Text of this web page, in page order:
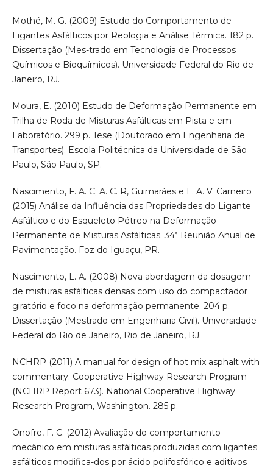
Mothé, M. G. (2009) Estudo do Comportamento de
Ligantes Asfálticos por Reologia e Análise Térmica. 182 p.
Dissertação (Mes-trado em Tecnologia de Processos
Químicos e Bioquímicos). Universidade Federal do Rio de
Janeiro, RJ.
Moura, E. (2010) Estudo de Deformação Permanente em
Trilha de Roda de Misturas Asfálticas em Pista e em
Laboratório. 299 p. Tese (Doutorado em Engenharia de
Transportes). Escola Politécnica da Universidade de São
Paulo, São Paulo, SP.
Nascimento, F. A. C; A. C. R, Guimarães e L. A. V. Carneiro
(2015) Análise da Influência das Propriedades do Ligante
Asfáltico e do Esqueleto Pétreo na Deformação
Permanente de Misturas Asfálticas. 34ª Reunião Anual de
Pavimentação. Foz do Iguaçu, PR.
Nascimento, L. A. (2008) Nova abordagem da dosagem
de misturas asfálticas densas com uso do compactador
giratório e foco na deformação permanente. 204 p.
Dissertação (Mestrado em Engenharia Civil). Universidade
Federal do Rio de Janeiro, Rio de Janeiro, RJ.
NCHRP (2011) A manual for design of hot mix asphalt with
commentary. Cooperative Highway Research Program
(NCHRP Report 673). National Cooperative Highway
Research Program, Washington. 285 p.
Onofre, F. C. (2012) Avaliação do comportamento
mecânico em misturas asfálticas produzidas com ligantes
asfálticos modifica-dos por ácido polifosfórico e aditivos